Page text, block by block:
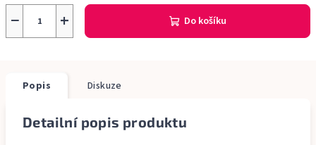
+
− Do košíku
Popis Diskuze
Detailní popis produktu